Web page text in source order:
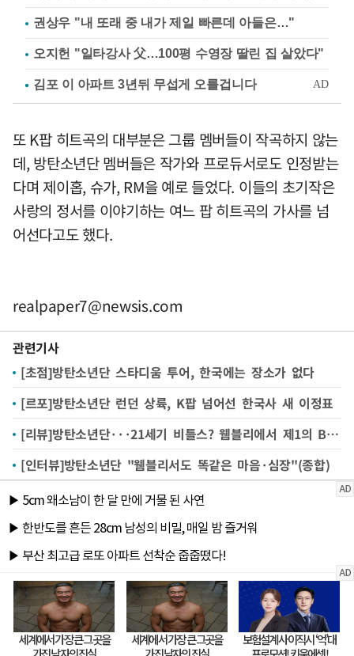
권상우 "내 또래 중 내가 제일 빠른데 아들은…"
오지헌 "일타강사 父…100평 수영장 딸린 집 살았다"
또 K팝 히트곡의 대부분은 그룹 멤버들이 작곡하지 않는
데, 방탄소년단 멤버들은 작가와 프로듀서로도 인정받는
다며 제이홉, 슈가, RM을 예로 들었다. 이들의 초기작은
사랑의 정서를 이야기하는 여느 팝 히트곡의 가사를 넘
어선다고도 했다.
realpaper7@newsis.com
관련기사
[초점]방탄소년단 스타디움 투어, 한국에는 장소가 없다
[르포]방탄소년단 런던 상륙, K팝 넘어선 한국사 새 이정표
[리뷰]방탄소년단···21세기 비틀스? 웸블리에서 제1의 BTS 증명(종합)
[인터뷰]방탄소년단 "웸블리서도 똑같은 마음·심장"(종합)